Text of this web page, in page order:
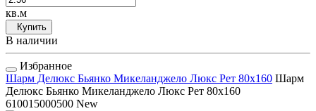
кв.м
Купить
В наличии
Избранное
Шарм Делюкс Бьянко Микеланджело Люкс Рет 80x160 Шарм
Делюкс Бьянко Микеланджело Люкс Рет 80x160
610015000500 New